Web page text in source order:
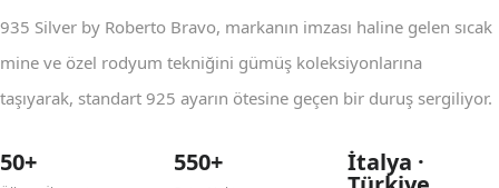
935 Silver by Roberto Bravo, markanın imzası haline gelen sıcak
mine ve özel rodyum tekniğini gümüş koleksiyonlarına
taşıyarak, standart 925 ayarın ötesine geçen bir duruş sergiliyor.
50+ 550+ İtalya ·